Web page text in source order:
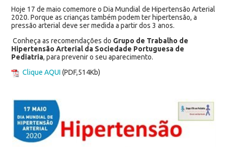
Hoje 17 de maio comemore o Dia Mundial de Hipertensão Arterial
2020. Porque as crianças também podem ter hipertensão, a
pressão arterial deve ser medida a partir dos 3 anos.
Conheça as recomendações do Grupo de Trabalho de
Hipertensão Arterial da Sociedade Portuguesa de
Pediatria, para prevenir o seu aparecimento.
Clique AQUI(PDF,514Kb)